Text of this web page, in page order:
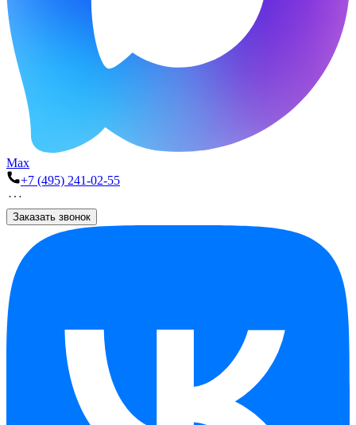
Max
+7 (495) 241-02-55
Заказать звонок